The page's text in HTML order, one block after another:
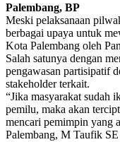
Palembang, BP
Meski pelaksanaan
berbagai upaya untuk
Kota Palembang oleh
Salah satunya dengan
pengawasan partisipatif
stakeholder terkait.
“Jika masyarakat sudah
pemilu, maka akan
mencari pemimpin yang
Palembang, M Taufik